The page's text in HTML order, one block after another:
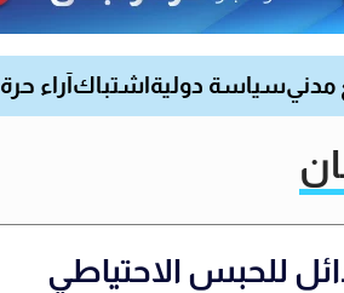
مدنيسياسة دولية اشتباك آراء حرة
للحبس الاحتياطي